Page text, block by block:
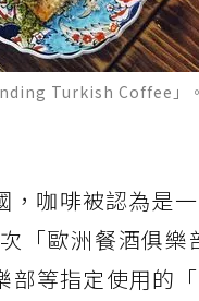
Turkish Coffee
咖啡被認為是
「歐洲餐酒俱
等指定使用的